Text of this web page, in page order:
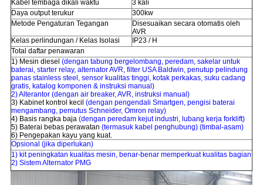
Kabel tembaga dikali waktu
3 kali
Daya output terukur
300kw
Metode Pengaturan Tegangan
Disesuaikan secara otomatis oleh
AVR
Kelas perlindungan / Kelas Isolasi
IP23 / H
Total daftar penawaran
1) Mesin diesel (dengan tabung bergelombang, peredam, sakelar untuk
baterai, starter relay, alternator AVR, filter USA Baldwin, penutup pelindung
panas stainless steel, sensor kualitas tinggi, kotak perkakas, suku cadang
gratis, katalog komponen & instruksi manual)
2) Alterantor (dengan air breaker, AVR, instruksi manual)
3) Kabinet kontrol kecil (dengan pengendali Smartgen, pengisi baterai
mengambang, pemutus Schneider, Omron relay)
4) Basis rangka baja (dengan peredam kejut industri, lubang kerja forklift)
5) Baterai bebas perawatan (termasuk kabel penghubung) (timbal-asam)
6) Pengepakan kayu yang kuat.
Opsional (jika diperlukan)
1) kit peningkatan kualitas mesin, benar-benar memperkuat kualitas bagian
2) Sistem Alternator PMG